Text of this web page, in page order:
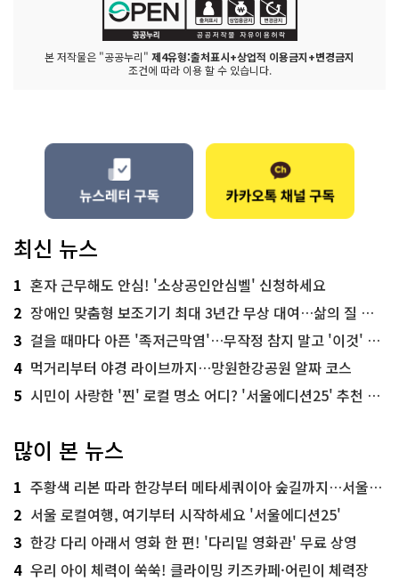
본 저작물은 "공공누리" 제4유형:출처표시+상업적 이용금지+변경금지
조건에 따라 이용 할 수 있습니다.
최신 뉴스
1 혼자 근무해도 안심! '소상공인안심벨' 신청하세요
2 장애인 맞춤형 보조기기 최대 3년간 무상 대여…삶의 질 높인다
3 걸을 때마다 아픈 '족저근막염'…무작정 참지 말고 '이것' 해보세요!
4 먹거리부터 야경 라이브까지…망원한강공원 알짜 코스
5 시민이 사랑한 '찐' 로컬 명소 어디? '서울에디션25' 추천 코스
많이 본 뉴스
1 주황색 리본 따라 한강부터 메타세쿼이아 숲길까지…서울둘레길 15코스
2 서울 로컬여행, 여기부터 시작하세요 '서울에디션25'
3 한강 다리 아래서 영화 한 편! '다리밑 영화관' 무료 상영
4 우리 아이 체력이 쑥쑥! 클라이밍 키즈카페·어린이 체력장